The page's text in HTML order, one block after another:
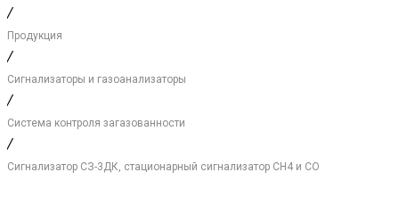
/
Продукция
/
Сигнализаторы и газоанализаторы
/
Система контроля загазованности
/
Сигнализатор СЗ-3ДК, стационарный сигнализатор СН4 и СО